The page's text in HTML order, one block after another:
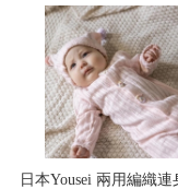
日本Yousei 兩用編織